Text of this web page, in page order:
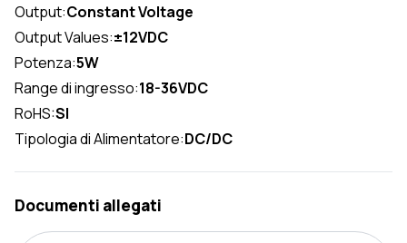
Output:Constant Voltage
Output Values:±12VDC
Potenza:5W
Range di ingresso:18-36VDC
RoHS:SI
Tipologia di Alimentatore:DC/DC
Documenti allegati